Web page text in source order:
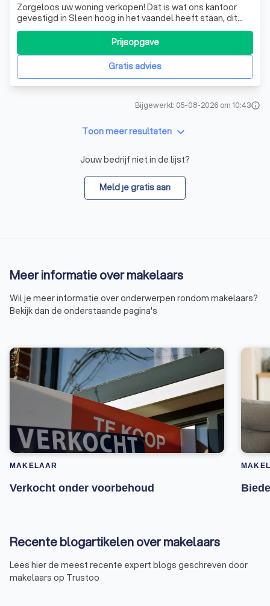
Zorgeloos uw woning verkopen! Dat is wat ons kantoor
gevestigd in Sleen hoog in het vaandel heeft staan, dit
aangevuld met een stuk "service, kwaliteit en persoonlijke
benadering" willen we de dienstverlening van de
makelaardij op een hoger plan brengen. Bij ons zijn de
lijnen kort door de vrij plGratis advies
Prijsopgave
Bijgewerkt: 05-08-2026 om 10:43info
Toon meer resultaten keyboard_arrow_down
Jouw bedrijf niet in de lijst?
Meld je gratis aan
Meer informatie over makelaars
Wil je meer informatie over onderwerpen rondom makelaars?
Bekijk dan de onderstaande pagina's
MAKELAAR
Verkocht onder voorbehoud
Recente blogartikelen over makelaars
Lees hier de meest recente expert blogs geschreven door
makelaars op Trustoo